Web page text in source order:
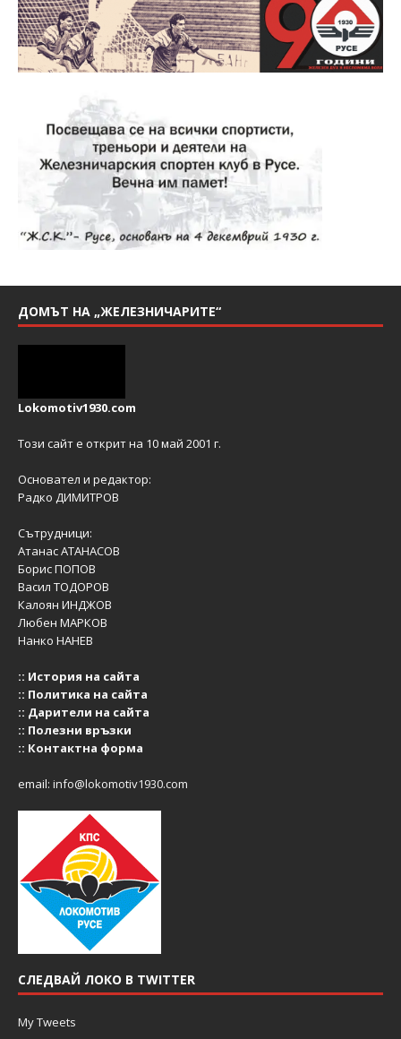
ДОМЪТ НА „ЖЕЛЕЗНИЧАРИТЕ“
Lokomotiv1930.com
Този сайт е открит на 10 май 2001 г.
Основател и редактор:
Радко ДИМИТРОВ
Сътрудници:
Атанас АТАНАСОВ
Борис ПОПОВ
Васил ТОДОРОВ
Калоян ИНДЖОВ
Любен МАРКОВ
Нанко НАНЕВ
:: История на сайта
:: Политика на сайта
:: Дарители на сайта
:: Полезни връзки
:: Контактна форма
email: info@lokomotiv1930.com
СЛЕДВАЙ ЛОКО В TWITTER
My Tweets